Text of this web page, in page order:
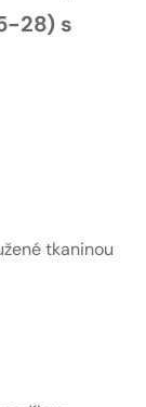
28) s
tkaninou